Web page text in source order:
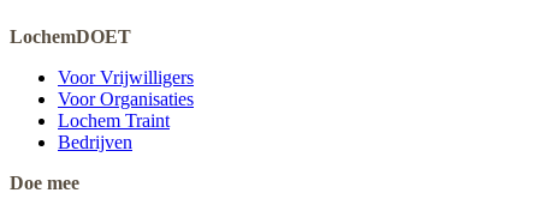
LochemDOET
Voor Vrijwilligers
Voor Organisaties
Lochem Traint
Bedrijven
Doe mee